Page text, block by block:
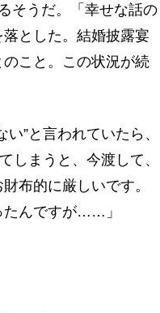
そうだ。「幸せな話の
とした。結婚披露宴
こと。この状況が続
”と言われていたら、
しまうと、今渡して、
布的に厳しいです。
たんですが……」